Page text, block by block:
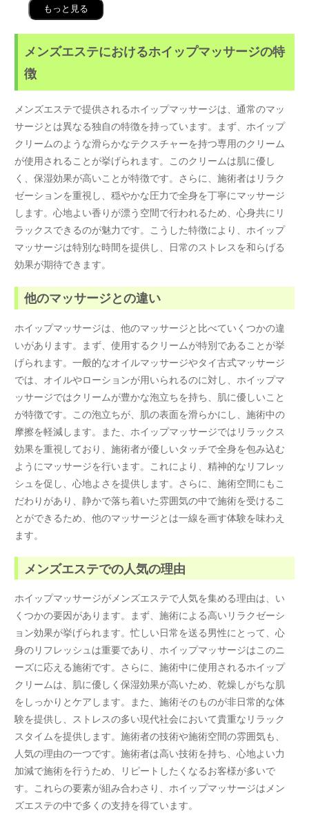
もっと見る
メンズエステにおけるホイップマッサージの特
徴
メンズエステで提供されるホイップマッサージは、通常のマッ
サージとは異なる独自の特徴を持っています。まず、ホイップ
クリームのような滑らかなテクスチャーを持つ専用のクリーム
が使用されることが挙げられます。このクリームは肌に優し
く、保湿効果が高いことが特徴です。さらに、施術者はリラク
ゼーションを重視し、穏やかな圧力で全身を丁寧にマッサージ
します。心地よい香りが漂う空間で行われるため、心身共にリ
ラックスできるのが魅力です。こうした特徴により、ホイップ
マッサージは特別な時間を提供し、日常のストレスを和らげる
効果が期待できます。
他のマッサージとの違い
ホイップマッサージは、他のマッサージと比べていくつかの違
いがあります。まず、使用するクリームが特別であることが挙
げられます。一般的なオイルマッサージやタイ古式マッサージ
では、オイルやローションが用いられるのに対し、ホイップマ
ッサージではクリームが豊かな泡立ちを持ち、肌に優しいこと
が特徴です。この泡立ちが、肌の表面を滑らかにし、施術中の
摩擦を軽減します。また、ホイップマッサージではリラックス
効果を重視しており、施術者が優しいタッチで全身を包み込む
ようにマッサージを行います。これにより、精神的なリフレッ
シュを促し、心地よさを提供します。さらに、施術空間にもこ
だわりがあり、静かで落ち着いた雰囲気の中で施術を受けるこ
とができるため、他のマッサージとは一線を画す体験を味わえ
ます。
メンズエステでの人気の理由
ホイップマッサージがメンズエステで人気を集める理由は、い
くつかの要因があります。まず、施術による高いリラクゼーシ
ョン効果が挙げられます。忙しい日常を送る男性にとって、心
身のリフレッシュは重要であり、ホイップマッサージはこのニ
ーズに応える施術です。さらに、施術中に使用されるホイップ
クリームは、肌に優しく保湿効果が高いため、乾燥しがちな肌
をしっかりとケアします。また、施術そのものが非日常的な体
験を提供し、ストレスの多い現代社会において貴重なリラック
スタイムを提供します。施術者の技術や施術空間の雰囲気も、
人気の理由の一つです。施術者は高い技術を持ち、心地よい力
加減で施術を行うため、リピートしたくなるお客様が多いで
す。これらの要素が組み合わさり、ホイップマッサージはメン
ズエステの中で多くの支持を得ています。